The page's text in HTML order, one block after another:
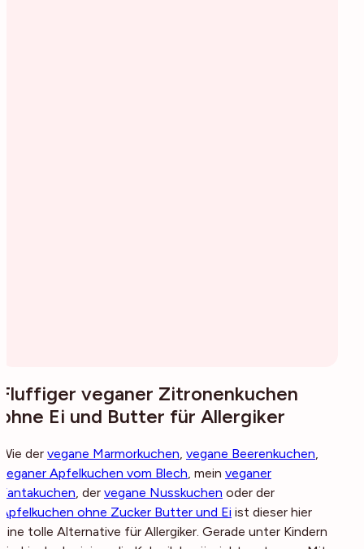
Fluffiger veganer Zitronenkuchen
ohne Ei und Butter für Allergiker
Wie der vegane Marmorkuchen, vegane Beerenkuchen,
veganer Apfelkuchen vom Blech, mein veganer
Fantakuchen, der vegane Nusskuchen oder der
Apfelkuchen ohne Zucker Butter und Ei ist dieser hier
eine tolle Alternative für Allergiker. Gerade unter Kindern